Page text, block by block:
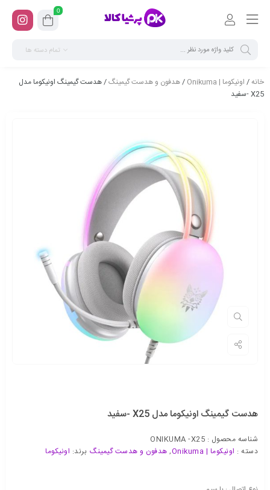
0
تمام دسته ها
خانه/ اونیکوما | Onikuma /هدفون و هدست گیمینگ/ هدست گیمینگ اونیکوما مدل
X25 -سفید
هدست گیمینگ اونیکوما مدل X25 -سفید
شناسه محصول : ONIKUMA -X25
دسته : اونیکوما | Onikuma , هدفون و هدست گیمینگ برند: اونیکوما